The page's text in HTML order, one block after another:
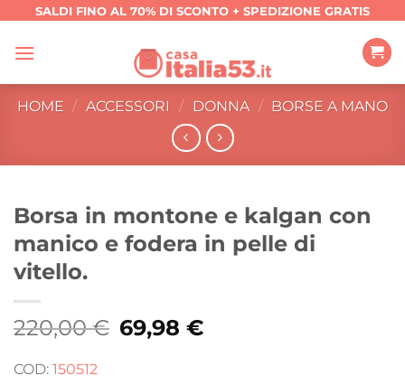
contenuti
SALDI FINO AL 70% DI SCONTO + SPEDIZIONE GRATIS
HOME / ACCESSORI / DONNA / BORSE A MANO
Borsa in montone e kalgan con
manico e fodera in pelle di
vitello.
220,00€
Il
prezzo
69,98€Il
prezzo
COD: 150512